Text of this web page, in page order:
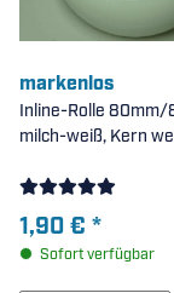
markenlos
Inline-Rolle 80mm/
milch-weiß, Kern
1,90 € *
Sofort verfügbar